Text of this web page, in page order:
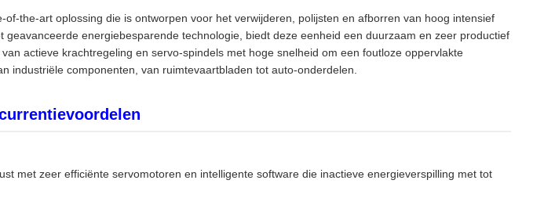
the-art oplossing die is ontworpen voor het verwijderen, polijsten en afborren van hoog intensief
geavanceerde energiebesparende technologie, biedt deze eenheid een duurzaam en zeer productief
actieve krachtregeling en servo-spindels met hoge snelheid om een foutloze oppervlakte
industriële componenten, van ruimtevaartbladen tot auto-onderdelen.
met zeer efficiënte servomotoren en intelligente software die inactieve energieverspilling met tot